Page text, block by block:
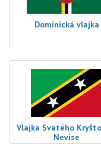
Dominická vlajka
Vlajka Svatého
Nevise